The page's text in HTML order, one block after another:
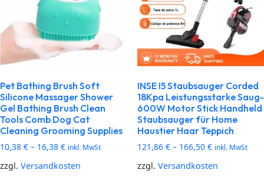
Pet Bathing Brush Soft
Silicone Massager Shower
Gel Bathing Brush Clean
Tools Comb Dog Cat
Cleaning Grooming Supplies
10,38 € – 16,38 € inkl. MwSt
zzgl. Versandkosten
INSE I5 Staubsauger Corded
18Kpa Leistungsstarke Saug-
600W Motor Stick Handheld
Staubsauger für Home
Haustier Haar Teppich
121,86 €– 166,50 € inkl. MwSt
zzgl. Versandkosten